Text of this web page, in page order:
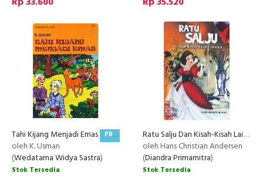
Tahi Kijang Menjadi Emas PROMO
oleh K. Usman
(Wedatama Widya Sastra)
Stok Tersedia
Ratu Salju Dan Kisah-Kisah Lainnya
oleh Hans Christian Andersen
(Diandra Primamitra)
Stok Tersedia